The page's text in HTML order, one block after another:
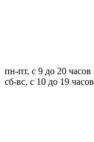
пн-пт, с 9 до 20 часов
сб-вс, с 10 до 19 часов